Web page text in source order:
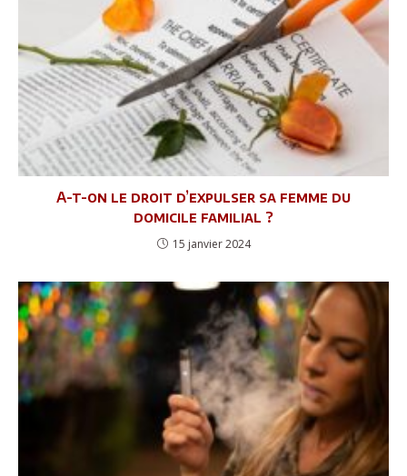
A-t-on le droit d’expulser sa femme du
domicile familial ?
15 janvier 2024